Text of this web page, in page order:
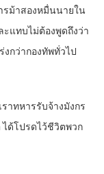
ม้าสองหมื่นนายใน
แทบไม่ต้องพูดถึงว่า
กว่ากองทัพทั่วไป
าทหารรับจ้างมังกร
ด้โปรดไว้ชีวิตพวก